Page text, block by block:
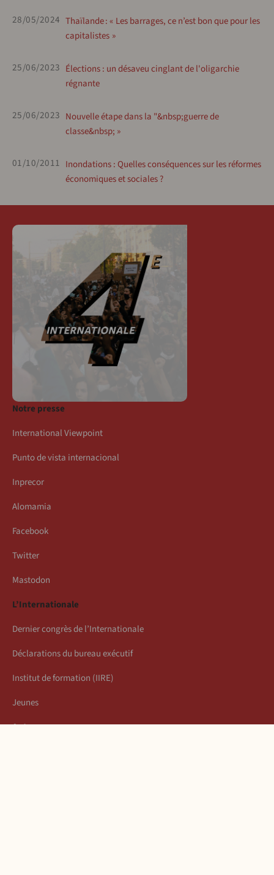
28/05/2024 Thaïlande : « Les barrages, ce n’est bon que pour les
capitalistes »
25/06/2023 Élections : un désaveu cinglant de l'oligarchie
régnante
25/06/2023 Nouvelle étape dans la "&nbsp;guerre de
classe&nbsp; »
01/10/2011 Inondations : Quelles conséquences sur les réformes
économiques et sociales ?
Notre presse
International Viewpoint
Punto de vista internacional
Inprecor
Alomamia
Facebook
Twitter
Mastodon
L’Internationale
Dernier congrès de l’Internationale
Déclarations du bureau exécutif
Institut de formation (IIRE)
Jeunes
Auteurs